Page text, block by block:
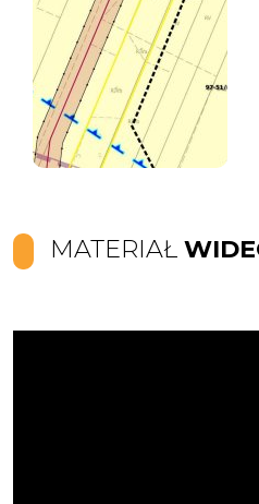
MATERIAŁ